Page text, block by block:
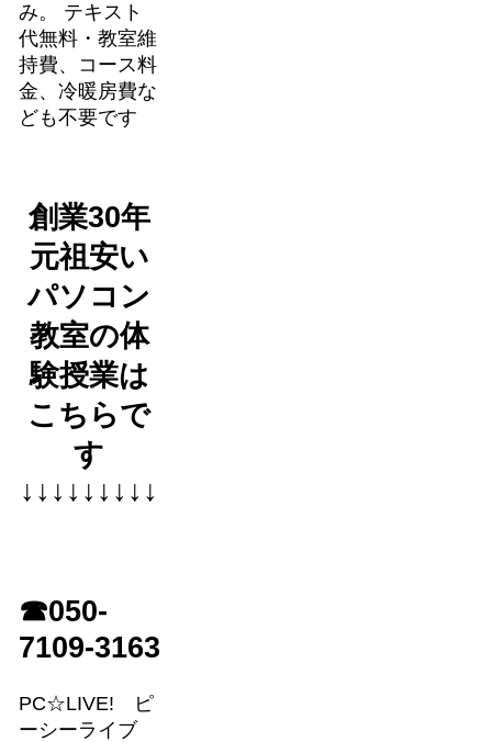
み。 テキスト
代無料・教室維
持費、コース料
金、冷暖房費な
ども不要です
創業30年
元祖安い
パソコン
教室の体
験授業は
こちらで
す
↓↓↓↓↓↓↓↓↓
☎050-
7109-3163
PC☆LIVE! ピ
ーシーライブ